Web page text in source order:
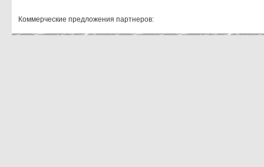
Коммерческие предложения партнеров: